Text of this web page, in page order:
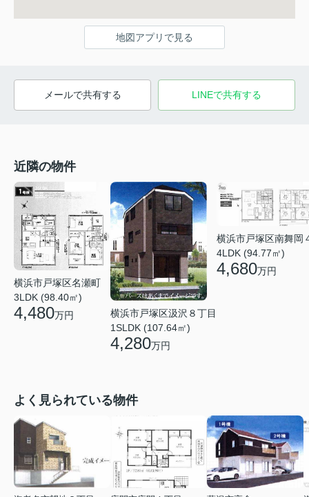
地図アプリで見る
メールで共有する LINEで共有する
近隣の物件
横浜市戸塚区名瀬町
3LDK (98.40㎡)
4,480万円
横浜市戸塚区汲沢８丁目
1SLDK (107.64㎡)
4,280万円
横浜市戸塚区南舞岡
4LDK (94.77㎡)
4,680万円
よく見られている物件